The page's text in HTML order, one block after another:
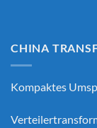
CHINA
Kompaktes